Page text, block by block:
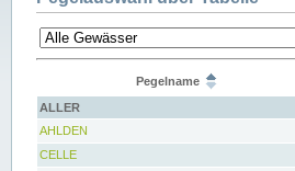
Pegelname
ALLER
AHLDEN
CELLE